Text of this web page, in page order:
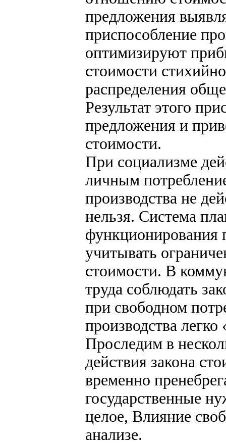
предложения
приспособление
оптимизируют
стоимости
распределения
Результат этого
предложения и
стоимости.
При социализме
личным
производства не
нельзя. Система
функционирования
учитывать
стоимости. В
труда соблюдать
при свободном
производства
Проследим в
действия закона
временно
государственные
целое, Влияние
анализе.